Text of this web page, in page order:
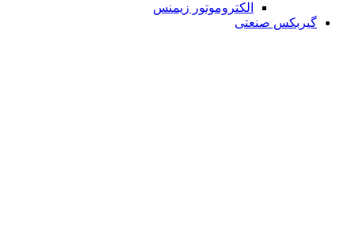
الکتروموتور زیمنس
گیربکس صنعتی